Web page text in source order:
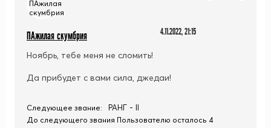
ПАжилая скумбрия 4.11.2022, 21:15
Ноябрь, тебе меня не сломить!
Да прибудет с вами сила, джедаи!
Следующее звание: РАНГ - II
До следующего звания Пользователю осталось 4